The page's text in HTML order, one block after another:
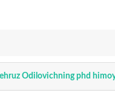
Odilovichning phd